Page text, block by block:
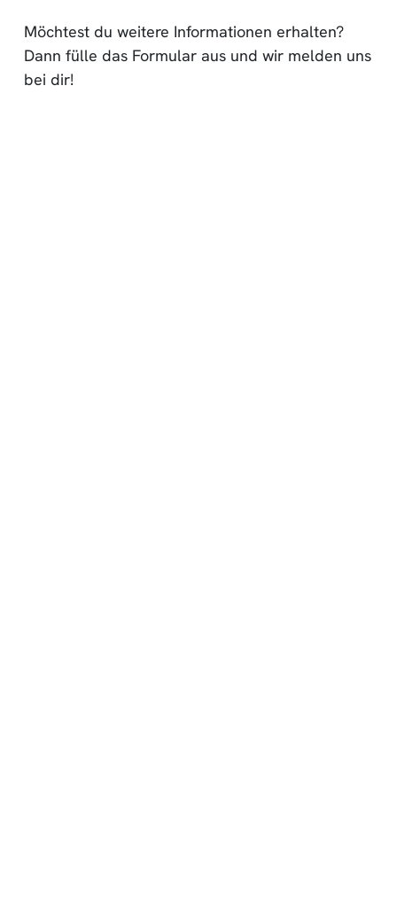
Möchtest du weitere Informationen erhalten?
Dann fülle das Formular aus und wir melden uns
bei dir!